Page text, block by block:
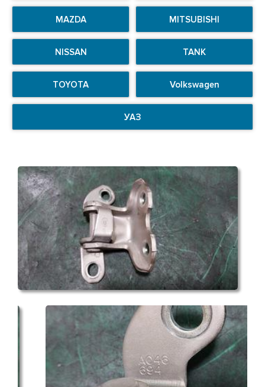
MAZDA MITSUBISHI
NISSAN TANK
TOYOTA Volkswagen
УАЗ